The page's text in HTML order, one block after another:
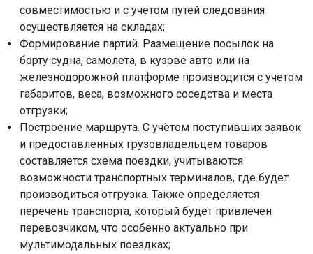
совместимостью и с учетом путей следования
осуществляется на складах;
Формирование партий. Размещение посылок на
борту судна, самолета, в кузове авто или на
железнодорожной платформе производится с учетом
габаритов, веса, возможного соседства и места
отгрузки;
Построение маршрута. С учётом поступивших заявок
и предоставленных грузовладельцем товаров
составляется схема поездки, учитываются
возможности транспортных терминалов, где будет
производиться отгрузка. Также определяется
перечень транспорта, который будет привлечен
перевозчиком, что особенно актуально при
мультимодальных поездках;